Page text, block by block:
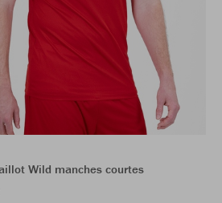
Wild manches courtes